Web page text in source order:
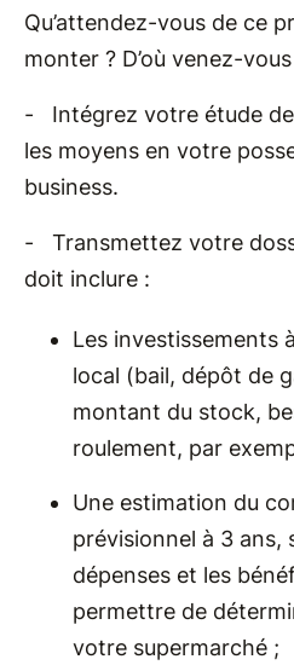
Qu’attendez-vous de ce
monter ? D’où venez-
- Intégrez votre étude
les moyens en votre
business.
- Transmettez votre
doit inclure :
Les investissements
local (bail, dépôt de
montant du stock,
roulement, par
Une estimation du
prévisionnel à 3 ans,
dépenses et les
permettre de
votre supermarché ;